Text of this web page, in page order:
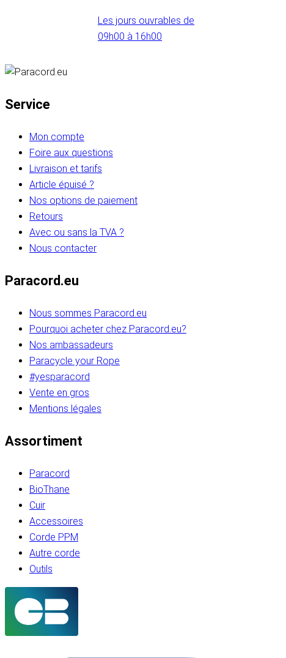
Les jours ouvrables de
09h00 à 16h00
Service
Mon compte
Foire aux questions
Livraison et tarifs
Article épuisé ?
Nos options de paiement
Retours
Avec ou sans la TVA ?
Nous contacter
Paracord.eu
Nous sommes Paracord.eu
Pourquoi acheter chez Paracord.eu?
Nos ambassadeurs
Paracycle your Rope
#yesparacord
Vente en gros
Mentions légales
Assortiment
Paracord
BioThane
Cuir
Accessoires
Corde PPM
Autre corde
Outils